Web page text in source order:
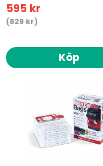
595 kr
(829 kr)
Köp